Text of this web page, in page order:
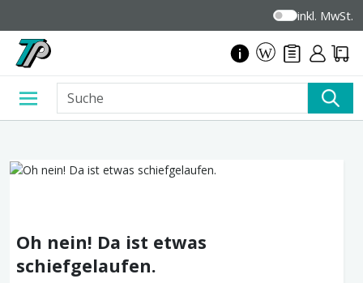
inkl. MwSt.
Oh nein! Da ist etwas
schiefgelaufen.